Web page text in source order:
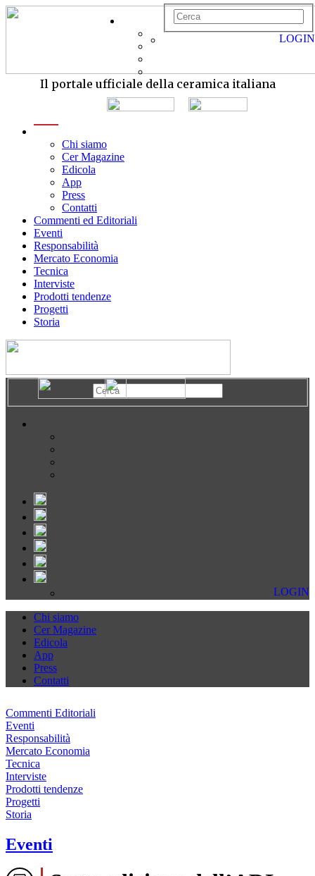
Il portale ufficiale della ceramica italiana
Chi siamo
Cer Magazine
Edicola
App
Press
Contatti
Commenti ed Editoriali
Eventi
Responsabilità
Mercato Economia
Tecnica
Interviste
Prodotti tendenze
Progetti
Storia
LOGIN
LOGIN
Chi siamo
Cer Magazine
Edicola
App
Press
Contatti
Commenti Editoriali
Eventi
Responsabilità
Mercato Economia
Tecnica
Interviste
Prodotti tendenze
Progetti
Storia
Eventi